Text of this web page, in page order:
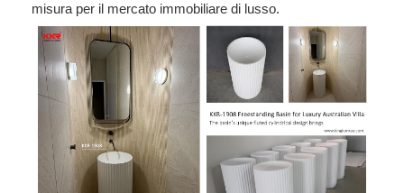
misura per il mercato immobiliare di lusso.